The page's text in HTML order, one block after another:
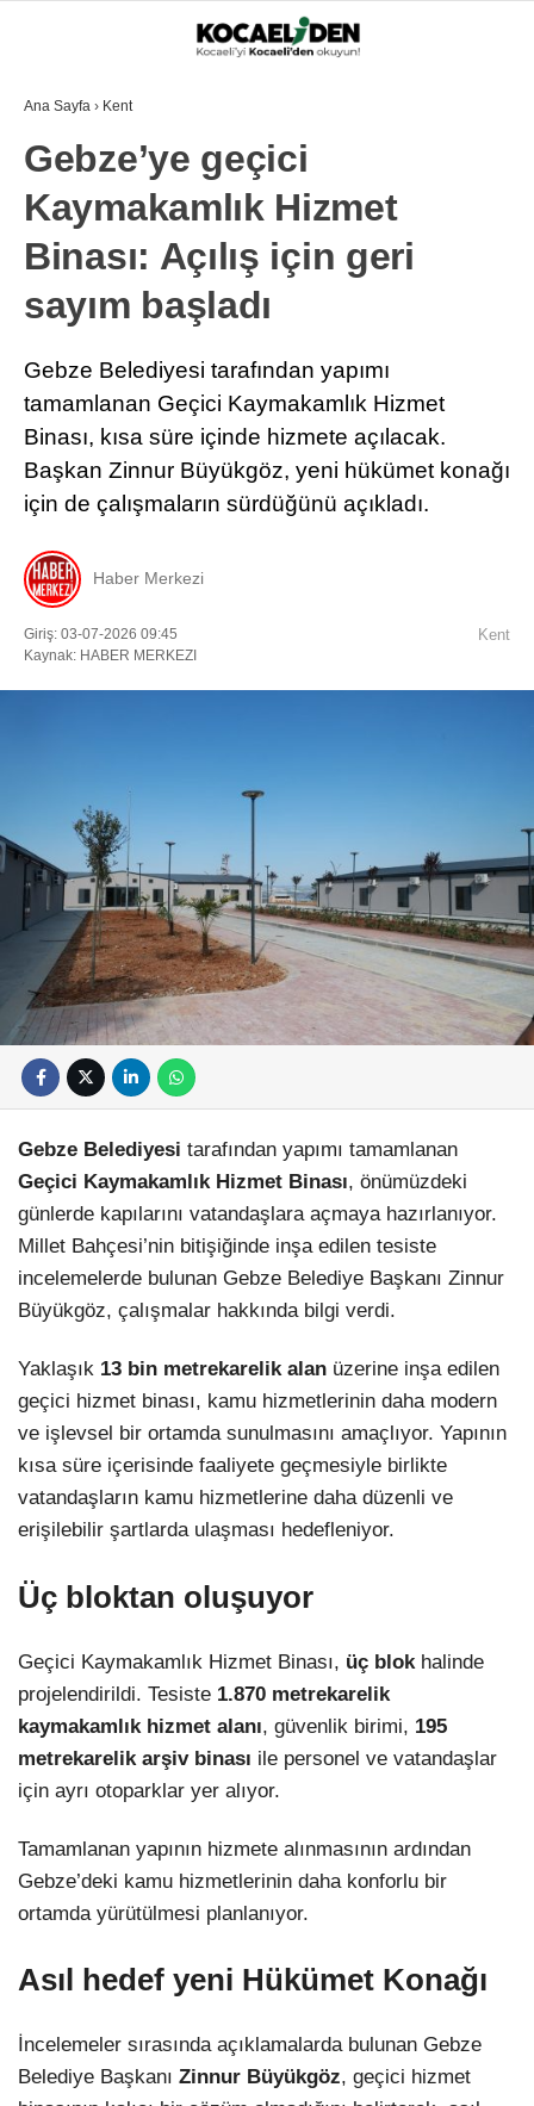
Ana Sayfa › Kent
Gebze’ye geçici
Kaymakamlık Hizmet
Binası: Açılış için geri
sayım başladı
Gebze Belediyesi tarafından yapımı
tamamlanan Geçici Kaymakamlık Hizmet
Binası, kısa süre içinde hizmete açılacak.
Başkan Zinnur Büyükgöz, yeni hükümet konağı
için de çalışmaların sürdüğünü açıkladı.
Haber Merkezi
Giriş: 03-07-2026 09:45
Kaynak: HABER MERKEZI
Kent
Gebze Belediyesi tarafından yapımı tamamlanan
Geçici Kaymakamlık Hizmet Binası, önümüzdeki
günlerde kapılarını vatandaşlara açmaya hazırlanıyor.
Millet Bahçesi’nin bitişiğinde inşa edilen tesiste
incelemelerde bulunan Gebze Belediye Başkanı Zinnur
Büyükgöz, çalışmalar hakkında bilgi verdi.
Yaklaşık 13 bin metrekarelik alan üzerine inşa edilen
geçici hizmet binası, kamu hizmetlerinin daha modern
ve işlevsel bir ortamda sunulmasını amaçlıyor. Yapının
kısa süre içerisinde faaliyete geçmesiyle birlikte
vatandaşların kamu hizmetlerine daha düzenli ve
erişilebilir şartlarda ulaşması hedefleniyor.
Üç bloktan oluşuyor
Geçici Kaymakamlık Hizmet Binası, üç blok halinde
projelendirildi. Tesiste 1.870 metrekarelik
kaymakamlık hizmet alanı, güvenlik birimi, 195
metrekarelik arşiv binası ile personel ve vatandaşlar
için ayrı otoparklar yer alıyor.
Tamamlanan yapının hizmete alınmasının ardından
Gebze’deki kamu hizmetlerinin daha konforlu bir
ortamda yürütülmesi planlanıyor.
Asıl hedef yeni Hükümet Konağı
İncelemeler sırasında açıklamalarda bulunan Gebze
Belediye Başkanı Zinnur Büyükgöz, geçici hizmet